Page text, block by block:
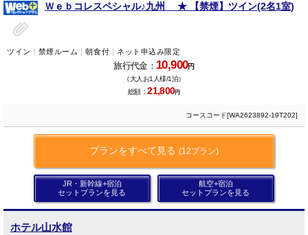
Ｗｅｂコレスペシャル♪九州 ★ 【禁煙】ツイン(2名1室)
ツイン 禁煙ルーム 朝食付 ネット申込み限定
旅行代金： 10,900円
（大人お1人様/1泊）
総額：21,800円
コースコード[WA2623892-19T202]
プランをすべて見る (12プラン)
JR・新幹線+宿泊
セットプランを見る
航空+宿泊
セットプランを見る
ホテル山水館